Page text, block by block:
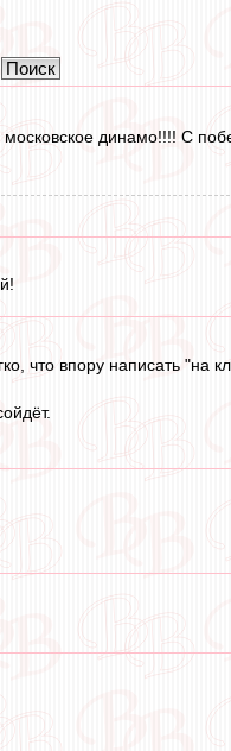
динамо!!!! С
что впору написать "на